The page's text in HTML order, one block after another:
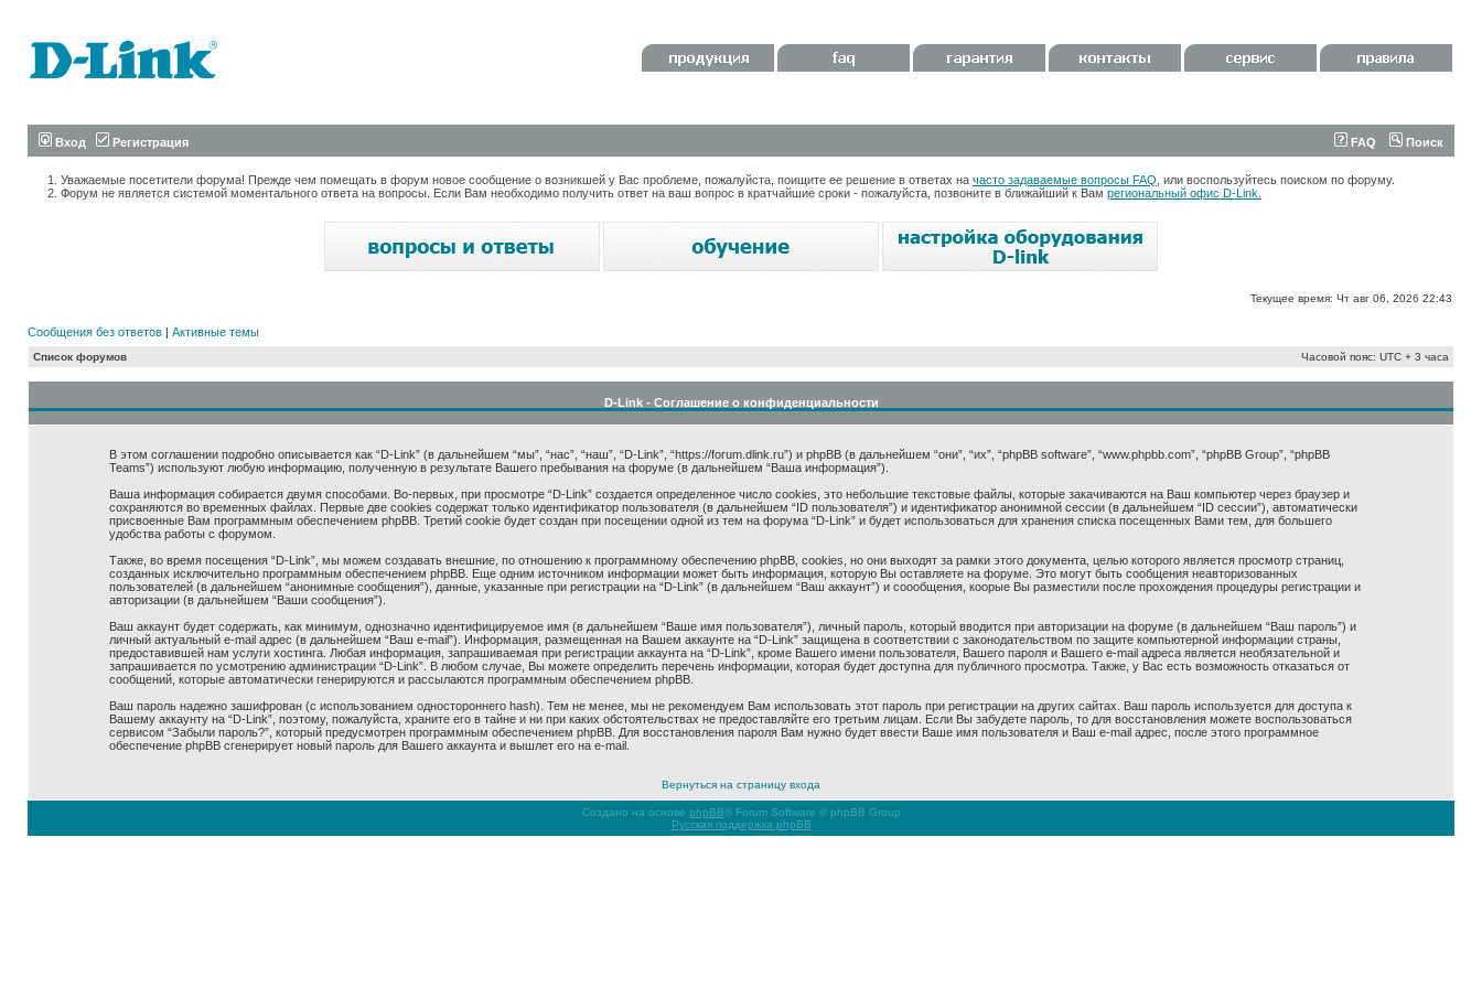
Вход Регистрация FAQ Поиск
Уважаемые посетители форума! Прежде чем помещать в форум новое сообщение о возникшей у Вас проблеме, пожалуйста, поищите ее решение в ответах на часто задаваемые вопросы FAQ , или воспользуйтесь поиском по форуму.
Форум не является системой моментального ответа на вопросы. Если Вам необходимо получить ответ на ваш вопрос в кратчайшие сроки - пожалуйста, позвоните в ближайший к Вам региональный офис D-Link.
Текущее время: Чт авг 06, 2026 22:43
Сообщения без ответов | Активные темы
Список форумов Часовой пояс: UTC + 3 часа
D-Link - Соглашение о конфиденциальности
В этом соглашении подробно описывается как “D-Link” (в дальнейшем “мы”, “нас”, “наш”, “D-Link”, “https://forum.dlink.ru”) и phpBB (в дальнейшем “они”, “их”, “phpBB software”, “www.phpbb.com”, “phpBB Group”, “phpBB
Teams”) используют любую информацию, полученную в результате Вашего пребывания на форуме (в дальнейшем “Ваша информация”).
Ваша информация собирается двумя способами. Во-первых, при просмотре “D-Link” создается определенное число cookies, это небольшие текстовые файлы, которые закачиваются на Ваш компьютер через браузер и
сохраняются во временных файлах. Первые две cookies содержат только идентификатор пользователя (в дальнейшем “ID пользователя”) и идентификатор анонимной сессии (в дальнейшем “ID сессии”), автоматически
присвоенные Вам программным обеспечением phpBB. Третий cookie будет создан при посещении одной из тем на форума “D-Link” и будет использоваться для хранения списка посещенных Вами тем, для большего
удобства работы с форумом.
Также, во время посещения “D-Link”, мы можем создавать внешние, по отношению к программному обеспечению phpBB, cookies, но они выходят за рамки этого документа, целью которого является просмотр страниц,
созданных исключительно программным обеспечением phpBB. Еще одним источником информации может быть информация, которую Вы оставляете на форуме. Это могут быть сообщения неавторизованных
пользователей (в дальнейшем “анонимные сообщения”), данные, указанные при регистрации на “D-Link” (в дальнейшем “Ваш аккаунт”) и соообщения, коорые Вы разместили после прохождения процедуры регистрации и
авторизации (в дальнейшем “Ваши сообщения”).
Ваш аккаунт будет содержать, как минимум, однозначно идентифицируемое имя (в дальнейшем “Ваше имя пользователя”), личный пароль, который вводится при авторизации на форуме (в дальнейшем “Ваш пароль”) и
личный актуальный e-mail адрес (в дальнейшем “Ваш e-mail”). Информация, размещенная на Вашем аккаунте на “D-Link” защищена в соответствии с законодательством по защите компьютерной информации страны,
предоставившей нам услуги хостинга. Любая информация, запрашиваемая при регистрации аккаунта на “D-Link”, кроме Вашего имени пользователя, Вашего пароля и Вашего e-mail адреса является необязательной и
запрашивается по усмотрению администрации “D-Link”. В любом случае, Вы можете определить перечень информации, которая будет доступна для публичного просмотра. Также, у Вас есть возможность отказаться от
сообщений, которые автоматически генерируются и рассылаются программным обеспечением phpBB.
Ваш пароль надежно зашифрован (с использованием одностороннего hash). Тем не менее, мы не рекомендуем Вам использовать этот пароль при регистрации на других сайтах. Ваш пароль используется для доступа к
Вашему аккаунту на “D-Link”, поэтому, пожалуйста, храните его в тайне и ни при каких обстоятельствах не предоставляйте его третьим лицам. Если Вы забудете пароль, то для восстановления можете воспользоваться
сервисом “Забыли пароль?”, который предусмотрен программным обеспечением phpBB. Для восстановления пароля Вам нужно будет ввести Ваше имя пользователя и Ваш e-mail адрес, после этого программное
обеспечение phpBB сгенерирует новый пароль для Вашего аккаунта и вышлет его на e-mail.
Вернуться на страницу входа
Создано на основе phpBB® Forum Software © phpBB Group
Русская поддержка phpBB